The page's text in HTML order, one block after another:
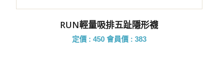
RUN輕量吸排五趾隱形襪
定價 : 450 會員價 : 383